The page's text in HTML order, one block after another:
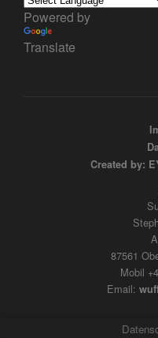
Powered by
Translate
Created by:
87561
Mobil
Email: